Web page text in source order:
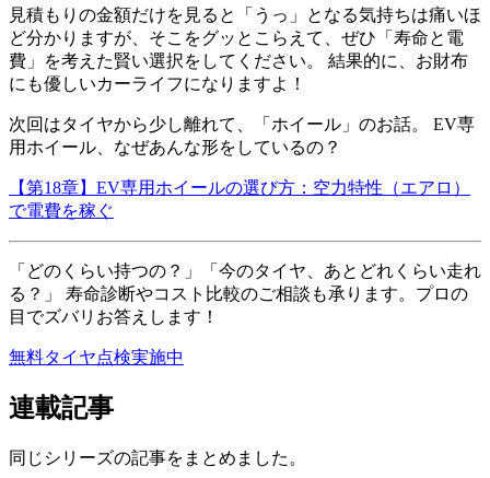
見積もりの金額だけを見ると「うっ」となる気持ちは痛いほ
ど分かりますが、そこをグッとこらえて、ぜひ「寿命と電
費」を考えた賢い選択をしてください。 結果的に、お財布
にも優しいカーライフになりますよ！
次回はタイヤから少し離れて、「ホイール」のお話。 EV専
用ホイール、なぜあんな形をしているの？
【第18章】EV専用ホイールの選び方：空力特性（エアロ）
で電費を稼ぐ
「どのくらい持つの？」「今のタイヤ、あとどれくらい走れ
る？」 寿命診断やコスト比較のご相談も承ります。プロの
目でズバリお答えします！
無料タイヤ点検実施中
連載記事
同じシリーズの記事をまとめました。